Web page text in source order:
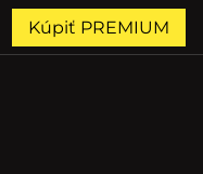
Kúpiť PREMIUM